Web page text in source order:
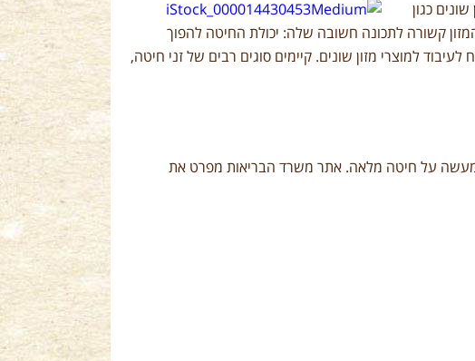
כגון
קשורה לתכונה חשובה שלה: יכולת החיטה להפוך
למוצרי מזון שונים. קיימים סוגים רבים של זני חיטה,
על חיטה מלאה. אתר משרד הבריאות מפרט את